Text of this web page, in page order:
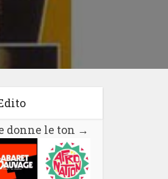
donne le ton →